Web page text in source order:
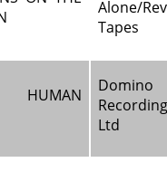
Alone/
Tapes
HUMAN
Domino
Ltd